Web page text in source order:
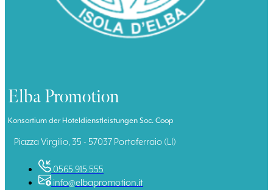
Elba Promotion
Konsortium der Hoteldienstleistungen Soc. Coop
Piazza Virgilio, 35 - 57037 Portoferraio (LI)
0565 915 555
info@elbapromotion.it